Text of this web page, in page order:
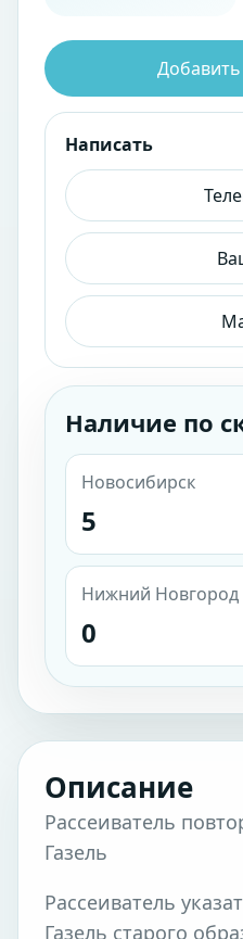
Написать
Наличие по
Новосибирск
5
Нижний Новгород
0
Описание
Рассеиватель
Газель
Рассеиватель
Газель старого